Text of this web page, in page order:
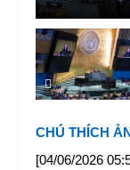
CHÚ THÍCH
[04/06/2026